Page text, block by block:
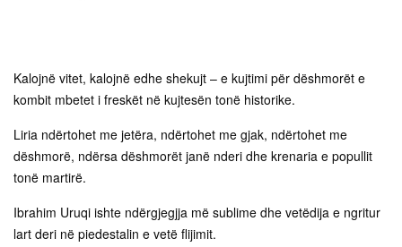
Kalojnë vitet, kalojnë edhe shekujt – e kujtimi për dëshmorët e
kombit mbetet i freskët në kujtesën tonë historike.
Liria ndërtohet me jetëra, ndërtohet me gjak, ndërtohet me
dëshmorë, ndërsa dëshmorët janë nderi dhe krenaria e popullit
tonë martirë.
Ibrahim Uruqi ishte ndërgjegjja më sublime dhe vetëdija e ngritur
lart deri në piedestalin e vetë flijimit.